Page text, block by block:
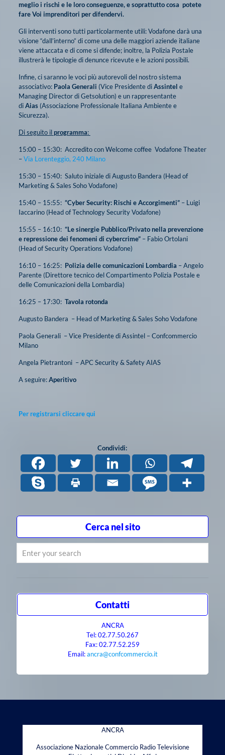
meglio i rischi e le loro conseguenze, e soprattutto cosa potete
fare Voi imprenditori per difendervi.
Gli interventi sono tutti particolarmente utili: Vodafone darà una
visione “dall’interno” di come una delle maggiori aziende italiane
viene attaccata e di come si difende; inoltre, la Polizia Postale
illustrerà le tipologie di denunce ricevute e le azioni possibili.
Infine, ci saranno le voci più autorevoli del nostro sistema
associativo: Paola Generali (Vice Presidente diAssintel e
Managing Director di Getsolution) e un rappresentante
diAias(Associazione Professionale Italiana Ambiente e
Sicurezza).
Di seguito il programma:
15:00 – 15:30: Accredito con Welcome coffee Vodafone Theater
–Via Lorenteggio, 240 Milano
15:30 – 15:40: Saluto iniziale di Augusto Bandera (Head of
Marketing & Sales Soho Vodafone)
15:40 – 15:55: “Cyber Security: Rischi e Accorgimenti”– Luigi
Iaccarino (Head of Technology Security Vodafone)
15:55 – 16:10: “Le sinergie Pubblico/Privato nella prevenzione
e repressione dei fenomeni di cybercrime”– Fabio Ortolani
(Head of Security Operations Vodafone)
16:10 – 16:25: Polizia delle comunicazioni Lombardia – Angelo
Parente (Direttore tecnico del Compartimento Polizia Postale e
delle Comunicazioni della Lombardia)
16:25 – 17:30: Tavola rotonda
Augusto Bandera – Head of Marketing & Sales Soho Vodafone
Paola Generali – Vice Presidente di Assintel – Confcommercio
Milano
Angela Pietrantoni – APC Security & Safety AIAS
A seguire:Aperitivo
Per registrarsi cliccare qui
Condividi:
Cerca nel sito
Contatti
ANCRA
Tel: 02.77.50.267
Fax: 02.77.52.259
Email:ancra@confcommercio.it
ANCRA
Associazione Nazionale Commercio Radio Televisione